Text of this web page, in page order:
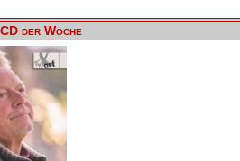
CD der Woche